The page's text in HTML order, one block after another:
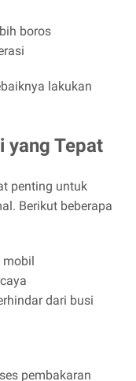
boros
lakukan
yang Tepat
penting untuk
Berikut beberapa
mobil
dari busi
pembakaran